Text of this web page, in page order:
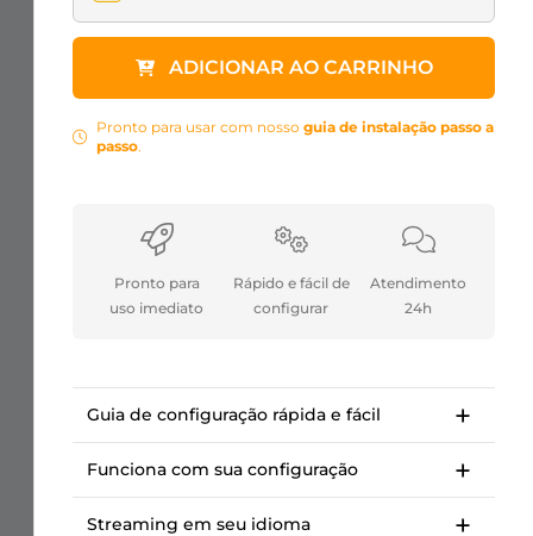
ADICIONAR AO CARRINHO
Pronto para usar com nossoguia de instalação passo a
passo.
Pronto para
uso imediato
Rápido e fácil de
configurar
Atendimento
24h
Guia de configuração rápida e fácil
Guia de instalação passo a passo para
começar em <10 minutos.
Cursos da OWN3D Academy: configuração
de nosso pacote de sobreposições de
Funciona com sua configuração
Para Twitch, Kick, Facebook, YouTube, Trovo.
Funciona com OBS Studio, Streamlabs,
Streaming em seu idioma